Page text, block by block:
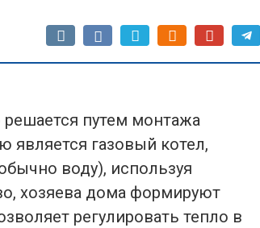
путем монтажа
является газовый котел,
воду), используя
хозяева дома формируют
регулировать тепло в